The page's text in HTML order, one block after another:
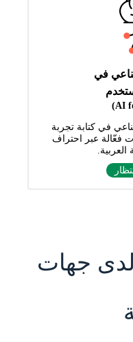
في
في كتابة تجربة
فعّالة عبر احتراف
جهات